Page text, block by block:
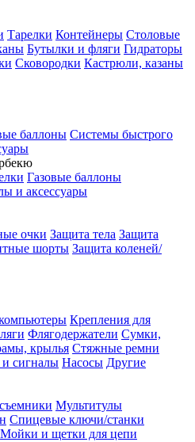
Тарелки Контейнеры Столовые
Бутылки и фляги Гидраторы
Сковородки Кастрюли, казаны
баллоны Системы быстрого
Газовые баллоны
и аксессуары
очки Защита тела Защита
шорты Защита коленей/
Крепления для
Флягодержатели Сумки,
крылья Стяжные ремни
сигналы Насосы Другие
Мультитулы
Спицевые ключи/станки
Мойки и щетки для цепи